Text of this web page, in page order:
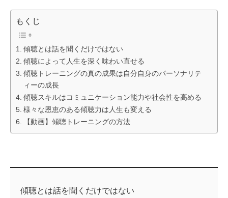
もくじ
傾聴とは話を聞くだけではない
傾聴によって人生を深く味わい直せる
傾聴トレーニングの真の成果は自分自身のパーソナリテ
ィーの成長
傾聴スキルはコミュニケーション能力や社会性を高める
様々な恩恵のある傾聴力は人生も変える
【動画】傾聴トレーニングの方法
傾聴とは話を聞くだけではない